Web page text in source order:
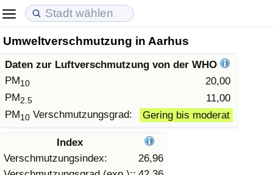
Umweltverschmutzung in Aarhus
Daten zur Luftverschmutzung von der WHO
PM10
20,00
PM2.5
11,00
PM10 Verschmutzungsgrad: Gering bis moderat
Index
Verschmutzungsindex:
26,96
Lebenshaltungskosten
Lebenshaltungskosten-Index (aktuell)
Lebenshaltungskosten-Index
Lebenshaltungskosten-Index nach Land
in Akaba
Immobilienpreise
Immobilienpreis-Index (aktuell)
Immobilienpreis-Index
Immobilienpreis-Index nach Land
Lebensqualität
Lebensqualität-Index
Lebensqualität-Index (aktuell)
Lebensqualitätsindex nach Land
Kriminalität